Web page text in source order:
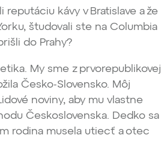
kávy v Bratislave a že
študovali ste na Columbia
do Prahy?
My sme z prvorepublikovej
Česko-Slovensko. Môj
noviny, aby mu vlastne
Československa. Dedko sa
rodina musela utiecť a otec